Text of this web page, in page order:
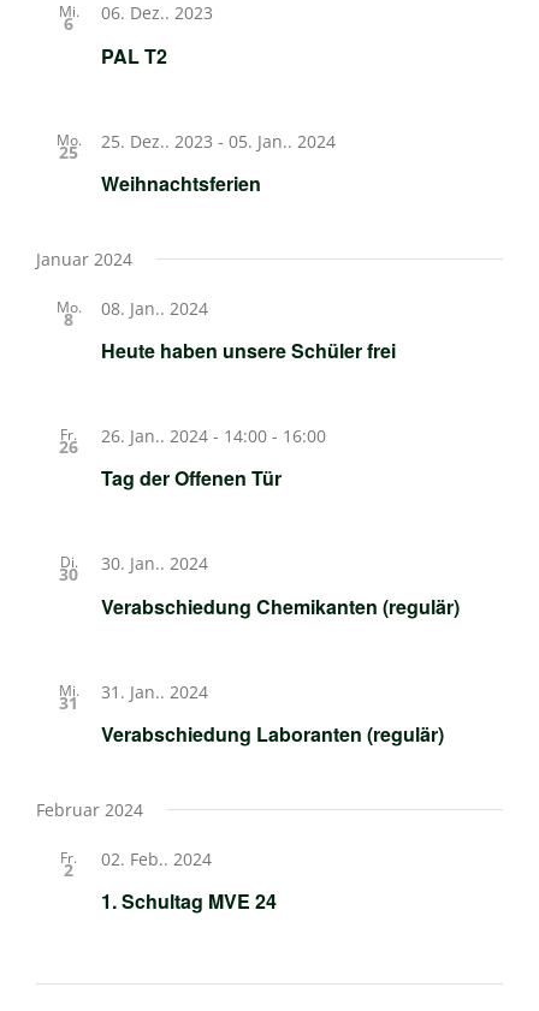
Mi.
6
PAL T2
06. Dez.. 2023
Mo.
25
Weihnachtsferien
25. Dez.. 2023 - 05. Jan.. 2024
Januar 2024
Mo.
8
Heute haben unsere Schüler frei
08. Jan.. 2024
Fr.
26
Tag der Offenen Tür
26. Jan.. 2024 - 14:00 - 16:00
Di.
30
Verabschiedung Chemikanten (regulär)
30. Jan.. 2024
Mi.
31
Verabschiedung Laboranten (regulär)
31. Jan.. 2024
Februar 2024
Fr.
2
1. Schultag MVE 24
02. Feb.. 2024